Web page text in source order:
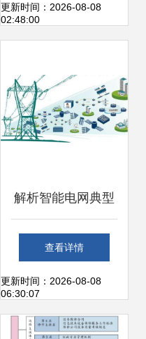
设计建设实施方案
实施的全方位路径
图与信息系统运行
更新时间：2026-08-08
02:48:00
解析智能电网典型
应用与信息系统运
行维护服务
查看详情
更新时间：2026-08-08
06:30:07